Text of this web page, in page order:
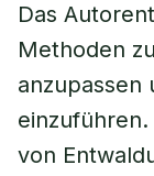
Das
Methoden
anzupassen
von